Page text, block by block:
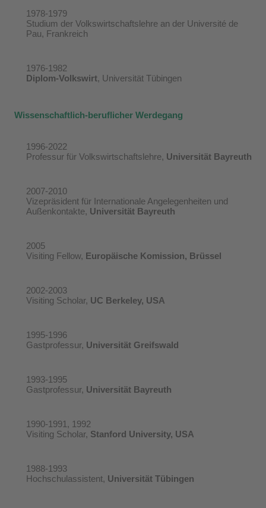
1978-1979
Studium der Volkswirtschaftslehre an der Université de
Pau, Frankreich
1976-1982
Diplom-Volkswirt, Universität Tübingen
Wissenschaftlich-beruflicher Werdegang
1996-2022
Professur für Volkswirtschaftslehre, Universität Bayreuth
2007-2010
Vizepräsident für Internationale Angelegenheiten und
Außenkontakte, Universität Bayreuth
2005
Visiting Fellow, Europäische Komission, Brüssel
2002-2003
Visiting Scholar, UC Berkeley, USA
1995-1996
Gastprofessur, Universität Greifswald
1993-1995
Gastprofessur, Universität Bayreuth
1990-1991, 1992
Visiting Scholar, Stanford University, USA
1988-1993
Hochschulassistent, Universität Tübingen